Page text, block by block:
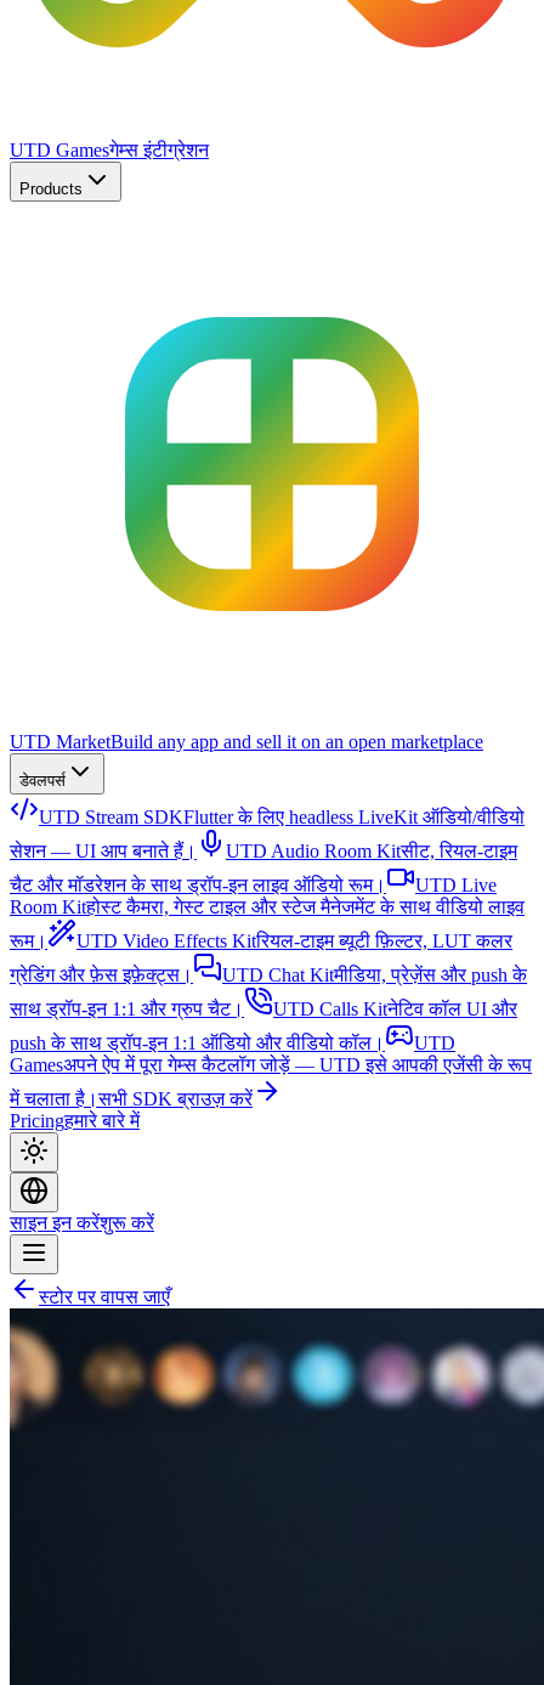
UTD Gamesगेम्स इंटीग्रेशन
Products
UTD MarketBuild any app and sell it on an open marketplace
डेवलपर्स
UTD Stream SDKFlutter के लिए headless LiveKit ऑडियो/वीडियो
सेशन — UI आप बनाते हैं।
UTD Audio Room Kitसीट, रियल-टाइम
चैट और मॉडरेशन के साथ ड्रॉप-इन लाइव ऑडियो रूम।
UTD Live
Room Kitहोस्ट कैमरा, गेस्ट टाइल और स्टेज मैनेजमेंट के साथ वीडियो लाइव
रूम।
UTD Video Effects Kitरियल-टाइम ब्यूटी फ़िल्टर, LUT कलर
ग्रेडिंग और फ़ेस इफ़ेक्ट्स।
UTD Chat Kitमीडिया, प्रेज़ेंस और push के
साथ ड्रॉप-इन 1:1 और ग्रुप चैट।
UTD Calls Kitनेटिव कॉल UI और
push के साथ ड्रॉप-इन 1:1 ऑडियो और वीडियो कॉल।
UTD
Gamesअपने ऐप में पूरा गेम्स कैटलॉग जोड़ें — UTD इसे आपकी एजेंसी के रूप
में चलाता है।सभी SDK ब्राउज़ करें
Pricingहमारे बारे में
साइन इन करेंशुरू करें
स्टोर पर वापस जाएँ